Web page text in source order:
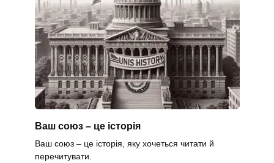
Ваш союз – це історія
Ваш союз – це історія, яку хочеться читати й
перечитувати.